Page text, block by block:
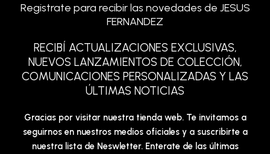
Registrate para recibir las novedades de JESUS
FERNANDEZ
RECIBÍ ACTUALIZACIONES EXCLUSIVAS,
NUEVOS LANZAMIENTOS DE COLECCIÓN,
COMUNICACIONES PERSONALIZADAS Y LAS
ÚLTIMAS NOTICIAS
Gracias por visitar nuestra tienda web. Te invitamos a
seguirnos en nuestros medios oficiales y a suscribirte a
nuestra lista de Neswletter. Enterate de las últimas